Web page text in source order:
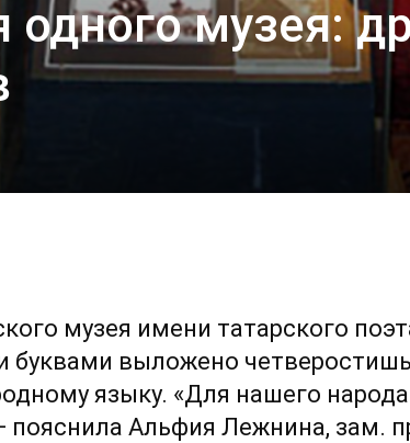
одного музея:
музея имени татарского
буквами выложено
языку. «Для нашего
пояснила Альфия Лежнина, зам.